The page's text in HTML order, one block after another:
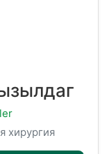
хирургия